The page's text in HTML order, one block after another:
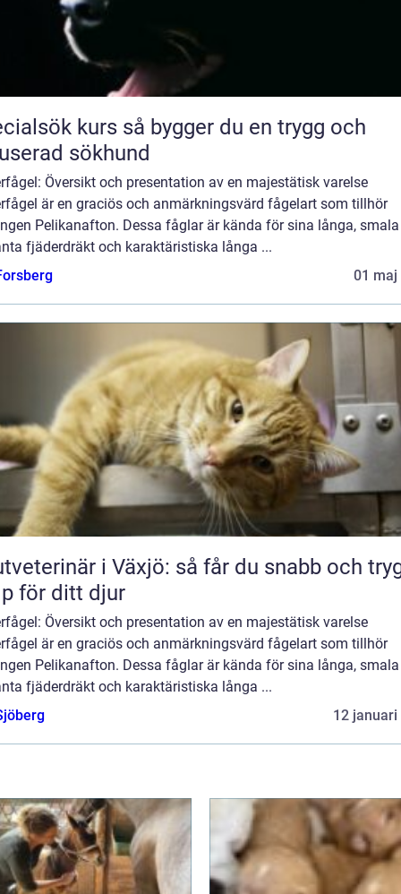
kurs så bygger du en trygg och
sökhund
Översikt och presentation av en majestätisk varelse
är en graciös och anmärkningsvärd fågelart som tillhör
Pelikanafton. Dessa fåglar är kända för sina långa, smala
fjäderdräkt och karaktäristiska långa ...
01 maj
i Växjö: så får du snabb och
för ditt djur
Översikt och presentation av en majestätisk varelse
är en graciös och anmärkningsvärd fågelart som tillhör
Pelikanafton. Dessa fåglar är kända för sina långa, smala
fjäderdräkt och karaktäristiska långa ...
12 januari